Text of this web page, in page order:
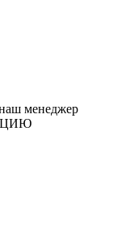
наш менеджер